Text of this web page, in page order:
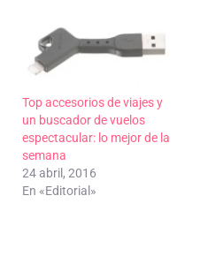
Top accesorios de viajes y
un buscador de vuelos
espectacular: lo mejor de la
semana
24 abril, 2016
En «Editorial»